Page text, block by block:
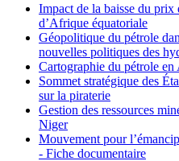
Impact de la baisse du prix
d’Afrique équatoriale
Géopolitique du pétrole
nouvelles politiques des
Cartographie du pétrole en
Sommet stratégique des
sur la piraterie
Gestion des ressources
Niger
Mouvement pour
- Fiche documentaire